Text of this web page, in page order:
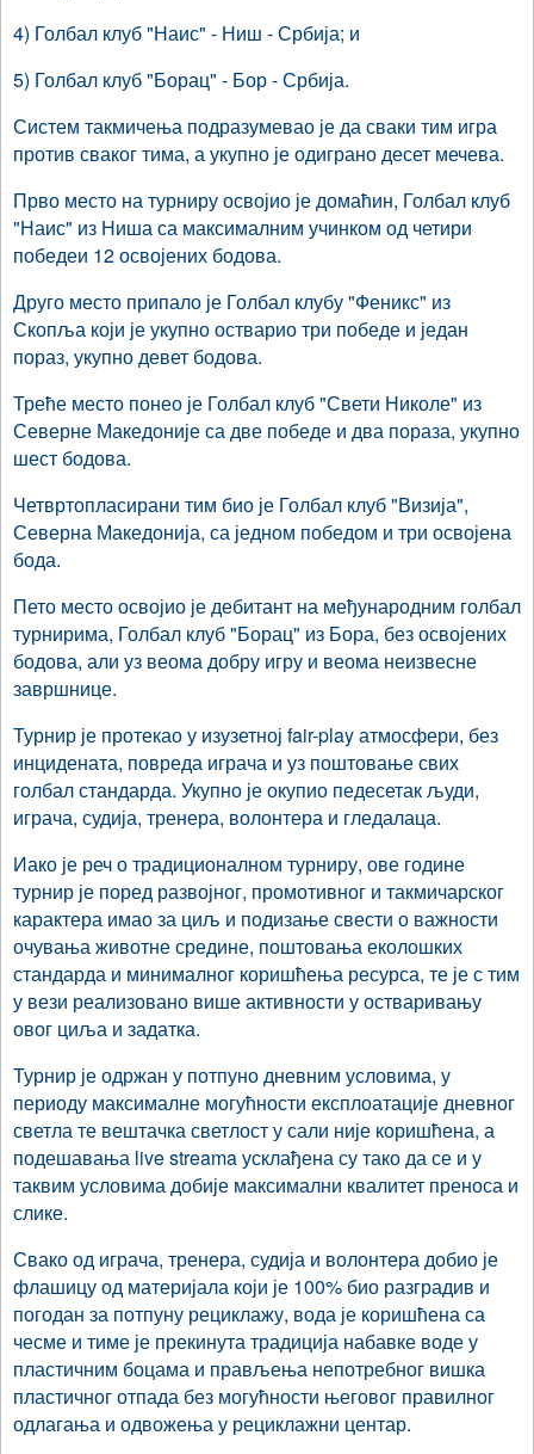
4) Голбал клуб "Наис" - Ниш - Србија; и
5) Голбал клуб "Борац" - Бор - Србија.
Систем такмичења подразумевао је да сваки тим игра
против сваког тима, а укупно је одиграно десет мечева.
Прво место на турниру освојио је домаћин, Голбал клуб
"Наис" из Ниша са максималним учинком од четири
победеи 12 освојених бодова.
Друго место припало је Голбал клубу "Феникс" из
Скопља који је укупно остварио три победе и један
пораз, укупно девет бодова.
Треће место понео је Голбал клуб "Свети Николе" из
Северне Македоније са две победе и два пораза, укупно
шест бодова.
Четвртопласирани тим био је Голбал клуб "Визија",
Северна Македонија, са једном победом и три освојена
бода.
Пето место освојио је дебитант на међународним голбал
турнирима, Голбал клуб "Борац" из Бора, без освојених
бодова, али уз веома добру игру и веома неизвесне
завршнице.
Турнир је протекао у изузетној fair-play атмосфери, без
инцидената, повреда играча и уз поштовање свих
голбал стандарда. Укупно је окупио педесетак људи,
играча, судија, тренера, волонтера и гледалаца.
Иако је реч о традиционалном турниру, ове године
турнир је поред развојног, промотивног и такмичарског
карактера имао за циљ и подизање свести о важности
очувања животне средине, поштовања еколошких
стандарда и минималног коришћења ресурса, те је с тим
у вези реализовано више активности у остваривању
овог циља и задатка.
Турнир је одржан у потпуно дневним условима, у
периоду максималне могућности експлоатације дневног
светла те вештачка светлост у сали није коришћена, а
подешавања live streama усклађена су тако да се и у
таквим условима добије максимални квалитет преноса и
слике.
Свако од играча, тренера, судија и волонтера добио је
флашицу од материјала који је 100% био разградив и
погодан за потпуну рециклажу, вода је коришћена са
чесме и тиме је прекинута традиција набавке воде у
пластичним боцама и прављења непотребног вишка
пластичног отпада без могућности његовог правилног
одлагања и одвожења у рециклажни центар.